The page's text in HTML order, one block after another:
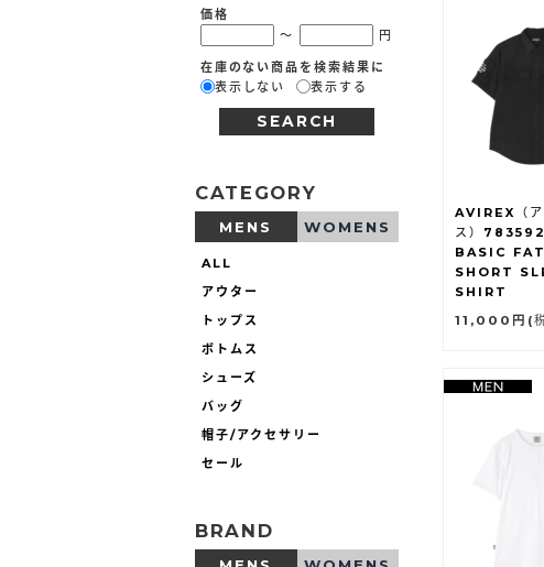
価格
～
円
在庫のない商品を検索結果に
表示しない
表示する
SEARCH
CATEGORY
MENS WOMENS
ALL
アウター
トップス
ボトムス
シューズ
バッグ
帽子/アクセサリー
セール
BRAND
AVIREX（ア
ス）
BASIC
SHORT
SHIRT
11,000円 (